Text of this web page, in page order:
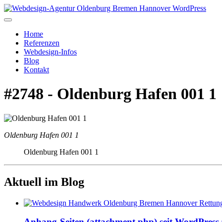
Home
Referenzen
Webdesign-Infos
Blog
Kontakt
#2748 - Oldenburg Hafen 001 1
Oldenburg Hafen 001 1
Oldenburg Hafen 001 1
Aktuell im Blog